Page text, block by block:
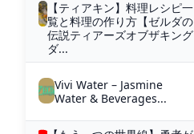
【ティアキン】料理レシピ一
覧と料理の作り方【ゼルダの
伝説ティアーズオブザキング
ダ...
Vivi Water – Jasmine
Water & Beverages...